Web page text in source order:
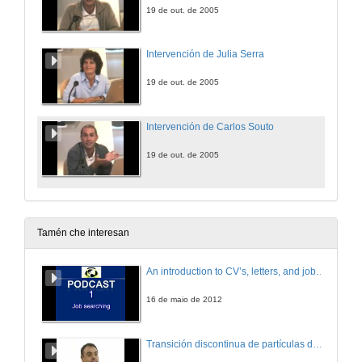
19 de out. de 2005
Intervención de Julia Serra
19 de out. de 2005
Intervención de Carlos Souto
19 de out. de 2005
Tamén che interesan
An introduction to CV’s, letters, and job searching
16 de maio de 2012